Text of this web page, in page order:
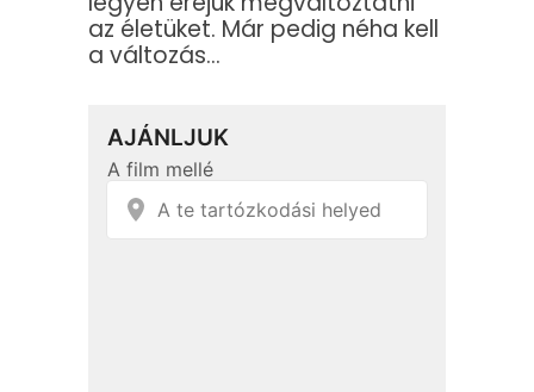
az életüket. Már pedig néha kell
a változás…